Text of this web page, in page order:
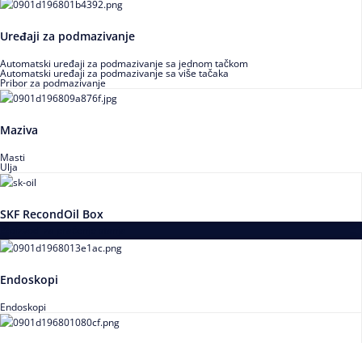
Uređaji za podmazivanje
Automatski uređaji za podmazivanje sa jednom tačkom
Automatski uređaji za podmazivanje sa više tačaka
Pribor za podmazivanje
Maziva
Masti
Ulja
SKF RecondOil Box
Endoskopi
Endoskopi